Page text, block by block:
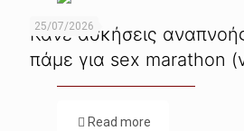
25/07/2026
Κάνε ασκήσεις
πάμε για sex marathon
Read more